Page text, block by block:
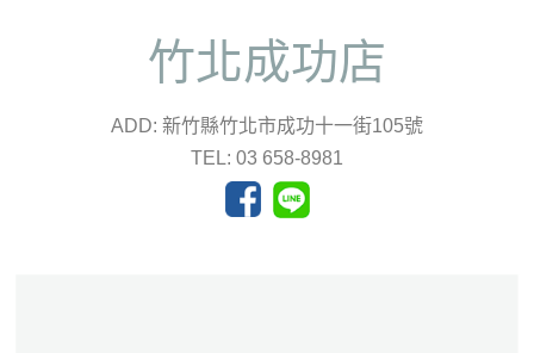
竹北成功店
ADD: 新竹縣竹北市成功十一街105號
TEL: 03 658-8981